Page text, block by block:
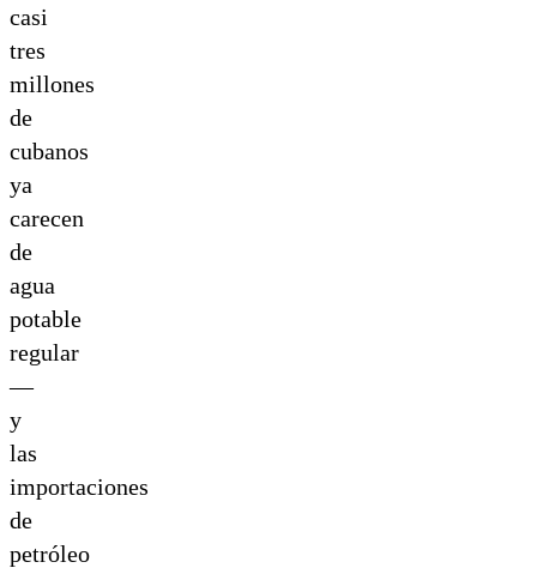
casi
tres
millones
de
cubanos
ya
carecen
de
agua
potable
regular
—
y
las
importaciones
de
petróleo